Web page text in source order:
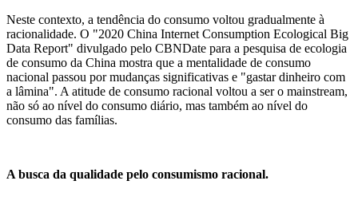
Neste contexto, a tendência do consumo voltou gradualmente à
racionalidade. O "2020 China Internet Consumption Ecological Big
Data Report" divulgado pelo CBNDate para a pesquisa de ecologia
de consumo da China mostra que a mentalidade de consumo
nacional passou por mudanças significativas e "gastar dinheiro com
a lâmina". A atitude de consumo racional voltou a ser o mainstream,
não só ao nível do consumo diário, mas também ao nível do
consumo das famílias.
A busca da qualidade pelo consumismo racional.